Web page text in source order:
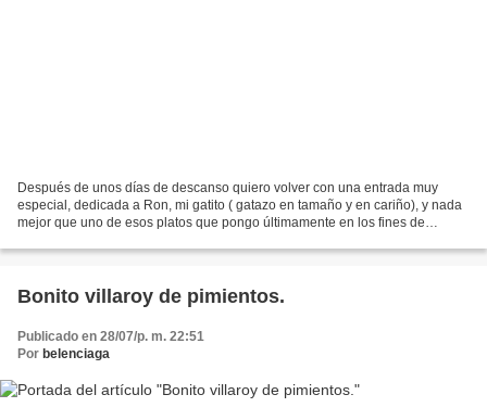
Después de unos días de descanso quiero volver con una entrada muy
especial, dedicada a Ron, mi gatito ( gatazo en tamaño y en cariño), y nada
mejor que uno de esos platos que pongo últimamente en los fines de
Bonito villaroy de pimientos.
Publicado en 28/07/p. m. 22:51
Por belenciaga